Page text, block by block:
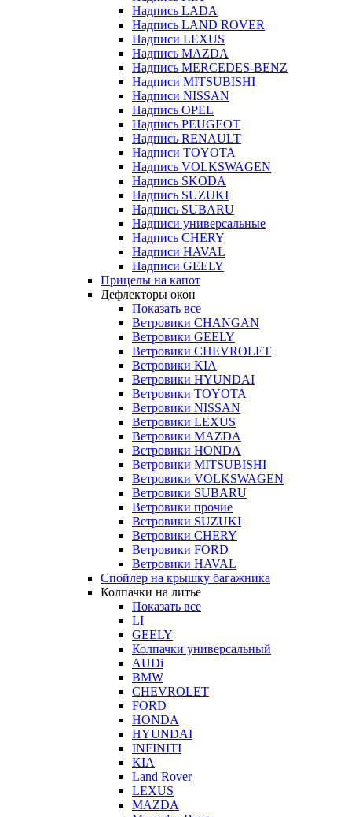
Надпись LADA
Надпись LAND ROVER
Надписи LEXUS
Надпись MAZDA
Надпись MERCEDES-BENZ
Надписи MITSUBISHI
Надписи NISSAN
Надпись OPEL
Надпись PEUGEOT
Надпись RENAULT
Надписи TOYOTA
Надпись VOLKSWAGEN
Надпись SKODA
Надпись SUZUKI
Надпись SUBARU
Надписи универсальные
Надпись CHERY
Надписи HAVAL
Надписи GEELY
Прицелы на капот
Дефлекторы окон
Показать все
Ветровики CHANGAN
Ветровики GEELY
Ветровики CHEVROLET
Ветровики KIA
Ветровики HYUNDAI
Ветровики TOYOTA
Ветровики NISSAN
Ветровики LEXUS
Ветровики MAZDA
Ветровики HONDA
Ветровики MITSUBISHI
Ветровики VOLKSWAGEN
Ветровики SUBARU
Ветровики прочие
Ветровики SUZUKI
Ветровики CHERY
Ветровики FORD
Ветровики HAVAL
Спойлер на крышку багажника
Колпачки на литье
Показать все
LI
GEELY
Колпачки универсальный
AUDi
BMW
CHEVROLET
FORD
HONDA
HYUNDAI
INFINITI
KIA
Land Rover
LEXUS
MAZDA